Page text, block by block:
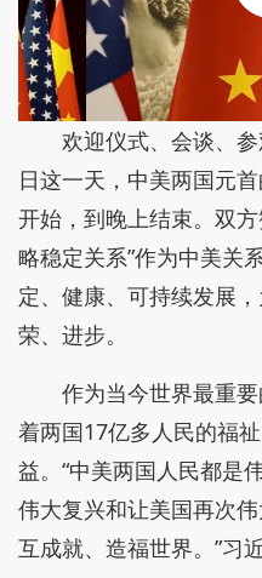
欢迎仪式、会谈、参
日这一天，中美两国元
开始，到晚上结束。双
略稳定关系”作为中美关
定、健康、可持续发展
荣、进步。
作为当今世界最重要
着两国17亿多人民的福
益。“中美两国人民都是
伟大复兴和让美国再次
互成就、造福世界。”习